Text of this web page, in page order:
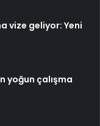
vize geliyor: Yeni
yoğun çalışma